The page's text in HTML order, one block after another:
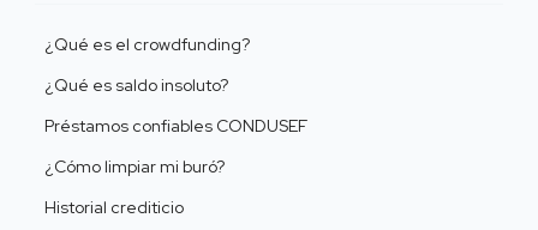
¿Qué es el crowdfunding?
¿Qué es saldo insoluto?
Préstamos confiables CONDUSEF
¿Cómo limpiar mi buró?
Historial crediticio